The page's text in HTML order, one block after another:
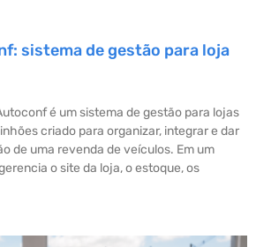
sistema de gestão para loja
é um sistema de gestão para lojas
criado para organizar, integrar e dar
de uma revenda de veículos. Em um
o site da loja, o estoque, os